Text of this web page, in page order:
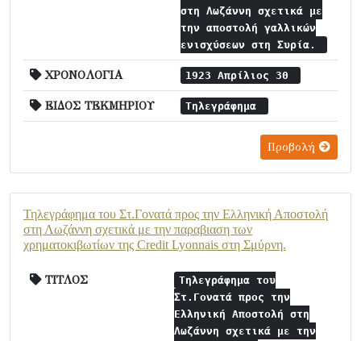
στη Λωζάννη σχετικά με
την αποστολή γαλλικών
ενισχύσεων στη Συρία.
ΧΡΟΝΟΛΟΓΙΑ 1923 Απρίλιος 30
ΕΙΔΟΣ ΤΕΚΜΗΡΙΟΥ Τηλεγράφημα
Προβολή
Τηλεγράφημα του Στ.Γονατά προς την Ελληνική Αποστολή
στη Λωζάννη σχετικά με την παραβιαση των
χρηματοκιβωτίων της Credit Lyonnais στη Σμύρνη.
ΤΙΤΛΟΣ
Τηλεγράφημα του
Στ.Γονατά προς την
Ελληνική Αποστολή στη
Λωζάννη σχετικά με την